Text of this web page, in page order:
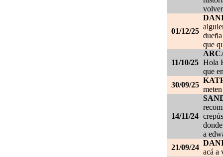
01/12/25
que
11/10/25 Hola
que
30/09/25
14/11/24
a
21/09/24
acá a